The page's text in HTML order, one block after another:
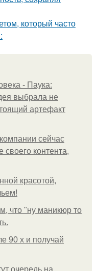
который часто
- Паука:
выбрала не
артефакт
сейчас
своего контента,
красотой,
что "ну маникюр то
90 х и получай